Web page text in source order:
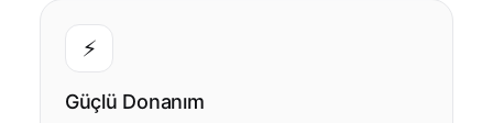
⚡
Güçlü Donanım